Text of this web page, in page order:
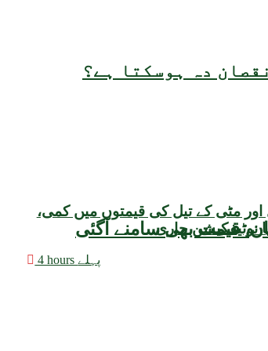
دہ ہوسکتا ہے؟
اور مٹی کے تیل کی قیمتوں میں کمی،
نوٹیفکیشن جاری
4 hours پہلے